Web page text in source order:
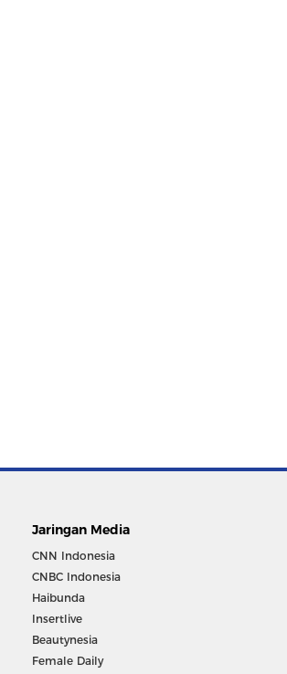
Jaringan Media
CNN Indonesia
CNBC Indonesia
Haibunda
Insertlive
Beautynesia
Female Daily